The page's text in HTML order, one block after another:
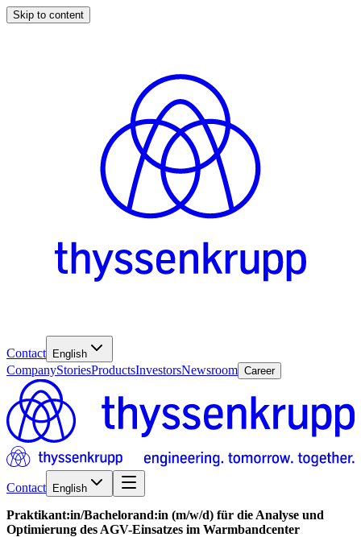
Skip to content
Contact English
CompanyStoriesProductsInvestorsNewsroom Career
Contact English
Praktikant:in/​Bachelorand:in (m/w/d) für die Analyse und
Optimierung des AGV-Einsatzes im Warmbandcenter